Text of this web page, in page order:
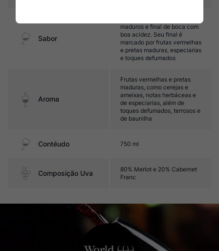
Sabor
maduros e final de boca com
boa acidez. Seu final é
marcado por frutas vermelhas
e pretas maduras, especiarias
e toques defumados
Aroma
Frutas vermelhas e pretas
maduras, como cerejas e
ameixas, notas herbáceas e
de especiarias, além de
toques defumados, terrosos e
de baunilha
Contéudo 750 ml
Composição Uva
80% Merlot e 20% Cabernet
Franc